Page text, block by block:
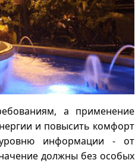
а применение
и повысить комфорт
уровню информации - от
должны без особых